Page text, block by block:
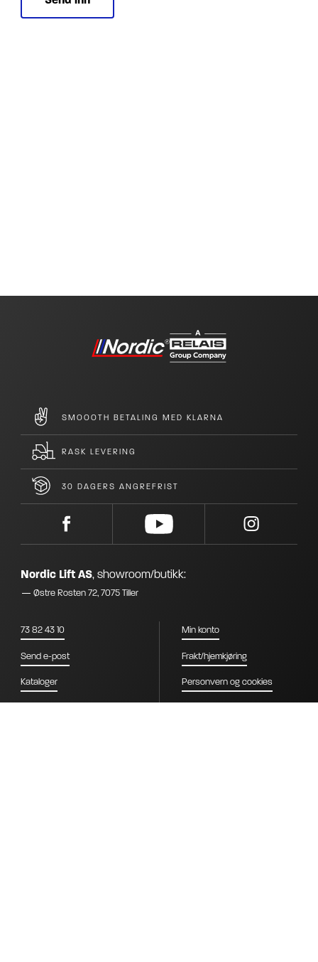
SMOOOTH BETALING MED KLARNA
RASK LEVERING
30 DAGERS ANGREFRIST
Nordic Lift AS, showroom/butikk:
Østre Rosten 72, 7075 Tiller
73 82 43 10
Send e-post
Kataloger
Min konto
Frakt/hjemkjøring
Personvern og cookies